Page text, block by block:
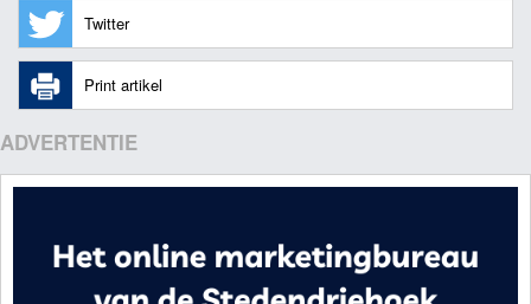
Twitter
Print artikel
ADVERTENTIE